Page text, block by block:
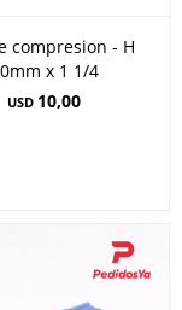
compresion - H
x 1 1/4
USD 10,00